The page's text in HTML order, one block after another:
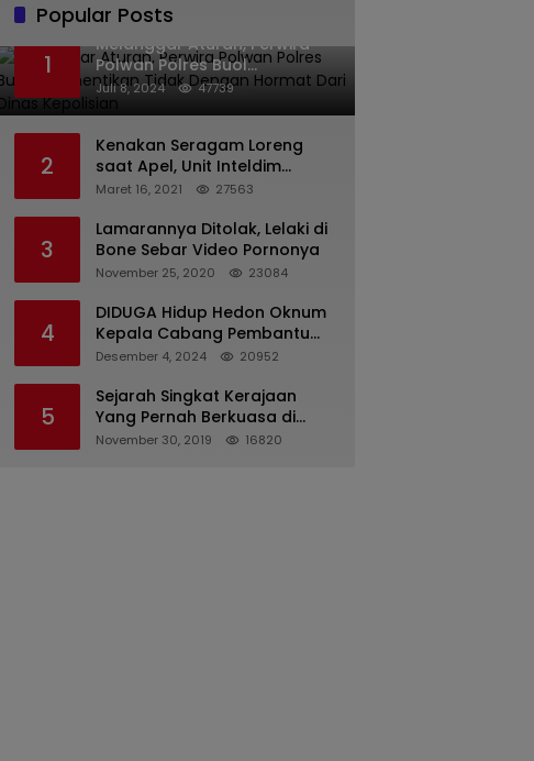
Popular Posts
1
Melanggar Aturan, Perwira
Polwan Polres Buol
Diberhentikan Tidak Dengan
Hormat Dari Dinas Kepolisian
Juli 8, 2024 47739
2
Kenakan Seragam Loreng
saat Apel, Unit Inteldim
1426/Takalar Datangi
Maret 16, 2021 27563
3
Lamarannya Ditolak, Lelaki di
Bone Sebar Video Pornonya
November 25, 2020 23084
4
DIDUGA Hidup Hedon Oknum
Kepala Cabang Pembantu
Bank syariah Indonesia Unit
Tipu Nasabah Prioritasnya
Hingga Milyaran Rupiah dan
Bilyet Giro Tidak Terdaftar,
Desember 4, 2024 20952
5
Sejarah Singkat Kerajaan
Yang Pernah Berkuasa di
Sinjai
November 30, 2019 16820